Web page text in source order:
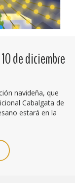
de diciembre
navideña, que
Cabalgata de
estará en la